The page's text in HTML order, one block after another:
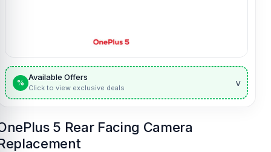
%
Available Offers
Click to view exclusive deals v
5 Rear Facing Camera